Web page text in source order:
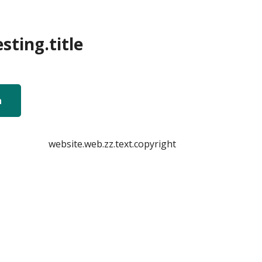
website.web.zz.text.copyright